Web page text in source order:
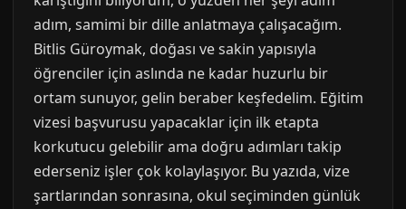
adım, samimi bir dille anlatmaya çalışacağım.
Bitlis Güroymak, doğası ve sakin yapısıyla
öğrenciler için aslında ne kadar huzurlu bir
ortam sunuyor, gelin beraber keşfedelim. Eğitim
vizesi başvurusu yapacaklar için ilk etapta
korkutucu gelebilir ama doğru adımları takip
ederseniz işler çok kolaylaşıyor. Bu yazıda, vize
şartlarından sonrasına, okul seçiminden günlük